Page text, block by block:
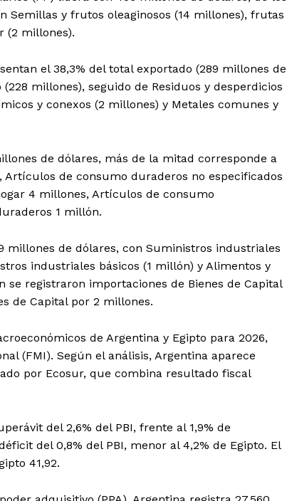
Semillas y frutos oleaginosos (14 millones), frutas
(2 millones).
el 38,3% del total exportado (289 millones de
millones), seguido de Residuos y desperdicios
y conexos (2 millones) y Metales comunes y
de dólares, más de la mitad corresponde a
Artículos de consumo duraderos no especificados
4 millones, Artículos de consumo
1 millón.
millones de dólares, con Suministros industriales
industriales básicos (1 millón) y Alimentos y
registraron importaciones de Bienes de Capital
de Capital por 2 millones.
de Argentina y Egipto para 2026,
(FMI). Según el análisis, Argentina aparece
por Ecosur, que combina resultado fiscal
del 2,6% del PBI, frente al 1,9% de
del 0,8% del PBI, menor al 4,2% de Egipto. El
41,92.